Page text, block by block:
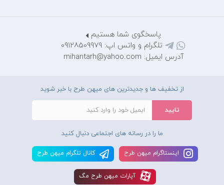
پاسخگوی شما هستیم
تلگرام و واتس اپ: 09128509979
آدرس ایمیل: mihantarh@yahoo.com
از تخفیف ها و جدیدترین های میهن طرح با خبر شوید
ما را در رسانه های اجتماعی دنبال کنید
اينستاگرام ميهن طرح کانال تلگرام ميهن طرح
آپارات ميهن طرح مگ